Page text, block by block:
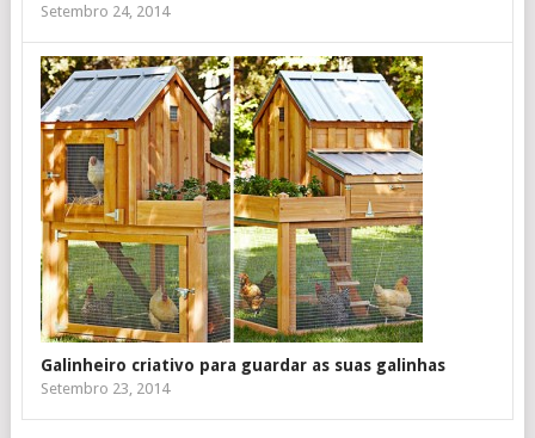
Setembro 24, 2014
Galinheiro criativo para guardar as suas galinhas
Setembro 23, 2014